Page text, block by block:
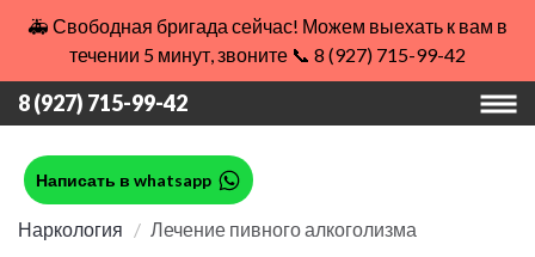
🚑 Свободная бригада сейчас! Можем выехать к вам в
течении 5 минут, звоните 📞 8 (927) 715-99-42
8 (927) 715-99-42
Написать в whatsapp
Наркология Лечение пивного алкоголизма